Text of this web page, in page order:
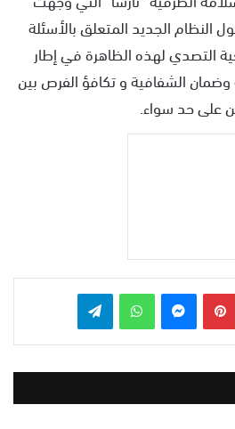
النظام الجديد المتعلق بالأسئلة
التصدي لهذه الظاهرة في إطار
وضمان الشفافية و تكافؤ الفرص بين
على حد سواء.
بينتيريست واتساب